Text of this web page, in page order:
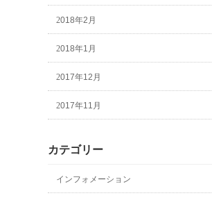
2018年2月
2018年1月
2017年12月
2017年11月
カテゴリー
インフォメーション